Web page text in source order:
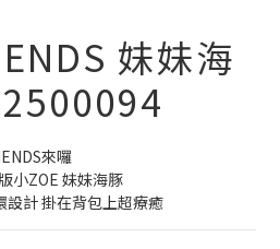
妹妹海
來囉
小ZOE 妹妹海豚
計 掛在背包上超療癒